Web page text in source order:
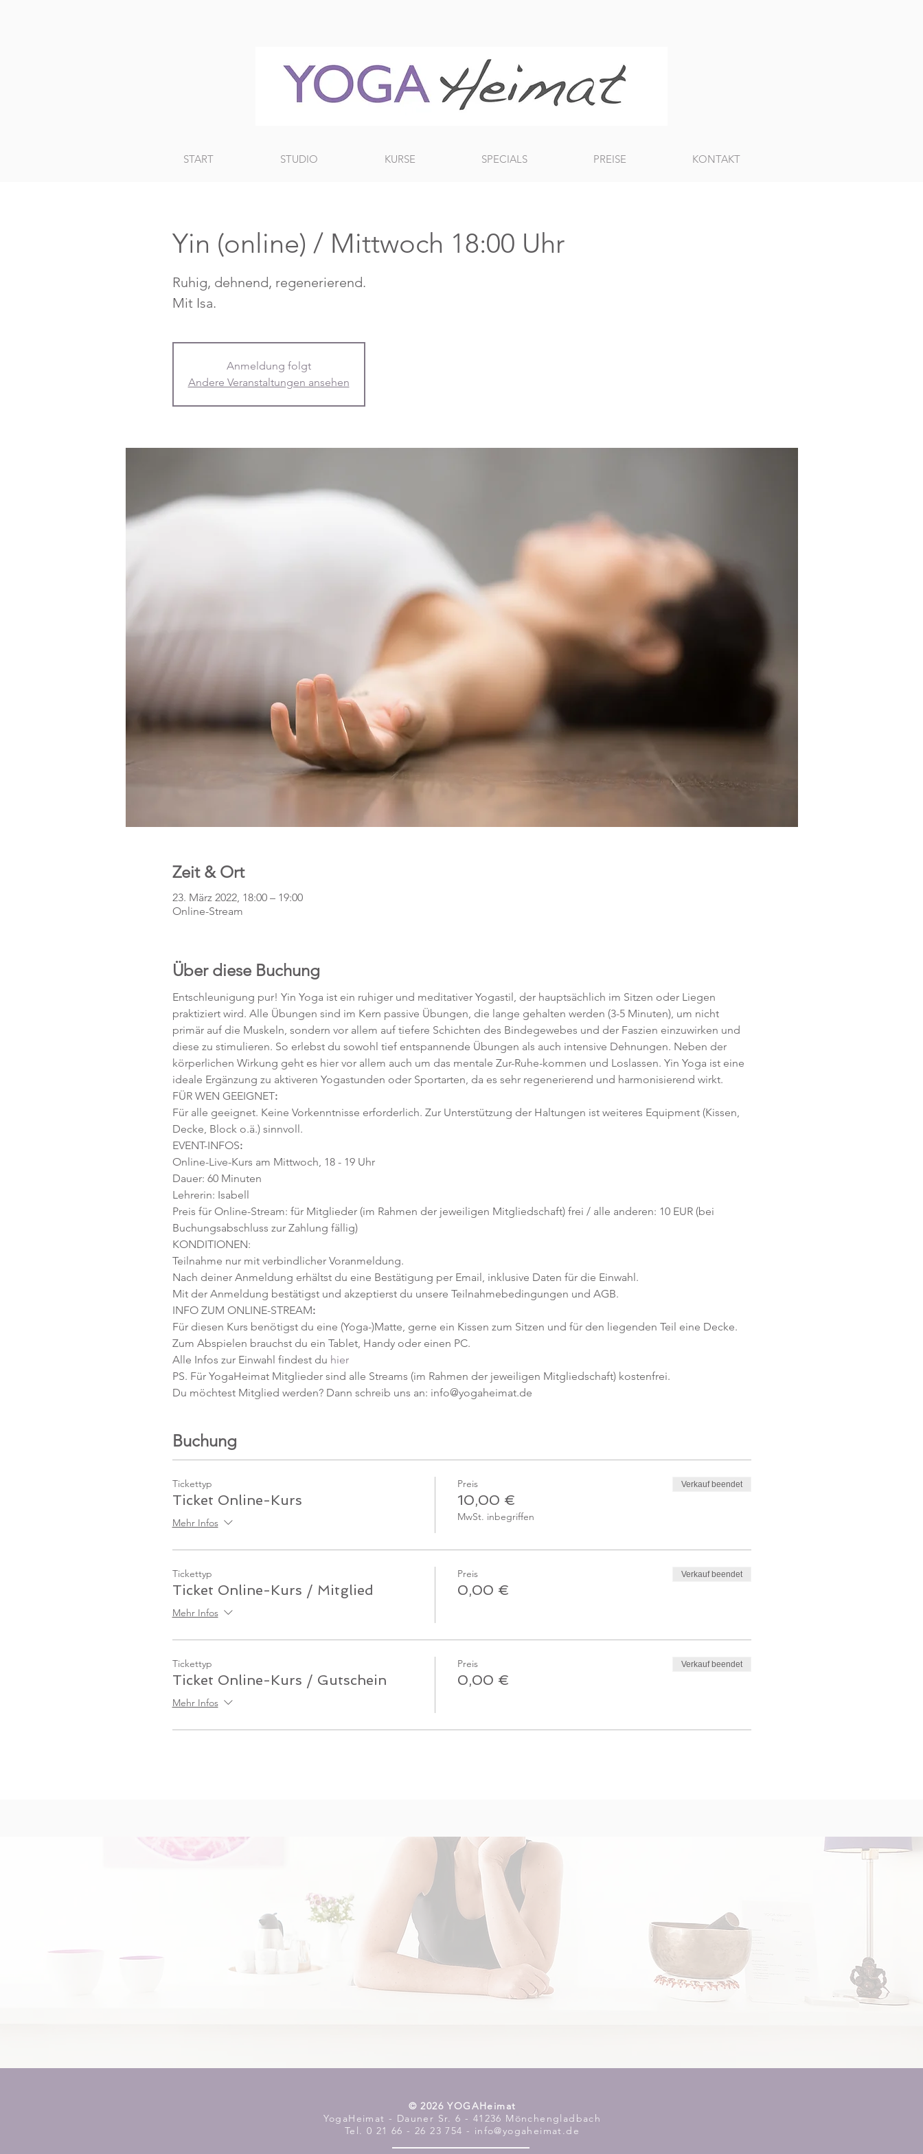
START STUDIO KURSE SPECIALS PREISE KONTAKT
Yin (online) / Mittwoch 18:00 Uhr
Ruhig, dehnend, regenerierend.
Mit Isa.
Anmeldung folgt
Andere Veranstaltungen ansehen
Zeit & Ort
23. März 2022, 18:00 – 19:00
Online-Stream
Über diese Buchung
Entschleunigung pur! Yin Yoga ist ein ruhiger und meditativer Yogastil, der hauptsächlich im Sitzen oder Liegen
praktiziert wird. Alle Übungen sind im Kern passive Übungen, die lange gehalten werden (3-5 Minuten), um nicht
primär auf die Muskeln, sondern vor allem auf tiefere Schichten des Bindegewebes und der Faszien einzuwirken und
diese zu stimulieren. So erlebst du sowohl tief entspannende Übungen als auch intensive Dehnungen. Neben der
körperlichen Wirkung geht es hier vor allem auch um das mentale Zur-Ruhe-kommen und Loslassen. Yin Yoga ist eine
ideale Ergänzung zu aktiveren Yogastunden oder Sportarten, da es sehr regenerierend und harmonisierend wirkt.
FÜR WEN GEEIGNET:
Für alle geeignet. Keine Vorkenntnisse erforderlich. Zur Unterstützung der Haltungen ist weiteres Equipment (Kissen,
Decke, Block o.ä.) sinnvoll.
EVENT-INFOS:
Online-Live-Kurs am Mittwoch, 18 - 19 Uhr
Dauer: 60 Minuten
Lehrerin: Isabell
Preis für Online-Stream: für Mitglieder (im Rahmen der jeweiligen Mitgliedschaft) frei / alle anderen: 10 EUR (bei
Buchungsabschluss zur Zahlung fällig)
KONDITIONEN:
Teilnahme nur mit verbindlicher Voranmeldung.
Nach deiner Anmeldung erhältst du eine Bestätigung per Email, inklusive Daten für die Einwahl.
Mit der Anmeldung bestätigst und akzeptierst du unsere Teilnahmebedingungen und AGB.
INFO ZUM ONLINE-STREAM:
Für diesen Kurs benötigst du eine (Yoga-)Matte, gerne ein Kissen zum Sitzen und für den liegenden Teil eine Decke.
Zum Abspielen brauchst du ein Tablet, Handy oder einen PC.
Alle Infos zur Einwahl findest du hier
PS. Für YogaHeimat Mitglieder sind alle Streams (im Rahmen der jeweiligen Mitgliedschaft) kostenfrei.
Du möchtest Mitglied werden? Dann schreib uns an: info@yogaheimat.de
Buchung
Tickettyp
Ticket Online-Kurs
Mehr Infos
Preis
10,00 €
MwSt. inbegriffen
Verkauf beendet
Tickettyp
Ticket Online-Kurs / Mitglied
Mehr Infos
Preis
0,00 €
Verkauf beendet
Tickettyp
Ticket Online-Kurs / Gutschein
Mehr Infos
Preis
0,00 €
Verkauf beendet
​© 2026 YOGAHeimat
YogaHeimat - Dauner Sr. 6 - 41236 Mönchengladbach
Tel. 0 21 66 - 26 23 754 - info@yogaheimat.de